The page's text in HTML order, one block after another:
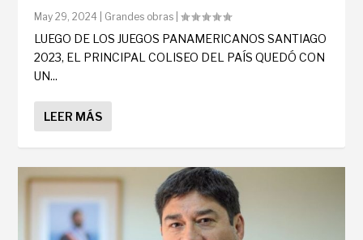
May 29, 2024 Grandes obras |
LUEGO DE LOS JUEGOS PANAMERICANOS SANTIAGO
2023, EL PRINCIPAL COLISEO DEL PAÍS QUEDÓ CON
UN...
LEER MÁS